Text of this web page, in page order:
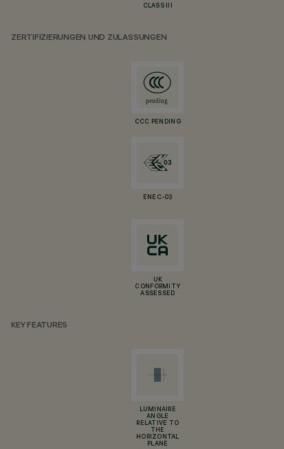
CLASS III
ZERTIFIZIERUNGEN UND ZULASSUNGEN
CCC PENDING
ENEC-03
UK
CONFORMITY
ASSESSED
KEY FEATURES
LUMINAIRE
ANGLE
RELATIVE TO
THE
HORIZONTAL
PLANE